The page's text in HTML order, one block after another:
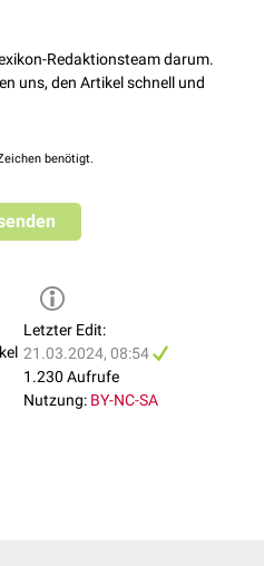
Redaktionsteam darum.
uns, den Artikel schnell und
benötigt.
Letzter Edit:
21.03.2024, 08:54
1.230 Aufrufe
Nutzung: BY-NC-SA